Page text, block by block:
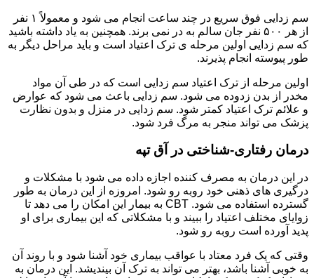
سم زدایی فوق سریع در چند ساعت انجام می شود و معمولاً ۱ نفر
از هر ۵۰۰ نفر جان سالم به در نمی برند. همچنین به یاد داشته باشید
که سم زدایی اولین مرحله ی ترک اعتیاد است و باید مراحل دیگر به
طور پیوسته انجام پذیرند.
اولین مرحله از ترک اعتیاد سم زدایی است که در طی آن مواد
مخدر از بدن زدوده می شود. سم زدایی باعث می شود که عوارض
و علائم ترک اعتیاد کمتر شود. سم زدایی در منزل و بدون نظارت
پزشک می تواند منجر به مرگ فرد شود.
درمان رفتاری-شناختی در آق تپه
در این درمان به مصرف کننده اجازه داده می شود با مشکلات و
درگیری های ذهنی خود روبه رو شود. امروزه از این درمان به طور
گسترده استفاده می شود. CBT به بیمار این امکان را می دهد تا
زوایای مختلف اعتیاد را ببیند و با مشکلاتی که این بیماری برای او
پدید آورده است روبه رو شود.
وقتی که یک فرد معتاد با عواقب بیماری خود آشنا شود و با روند آن
به خوبی آشنا باشد، بهتر می تواند به ترک آن بیندیشد. این درمان به